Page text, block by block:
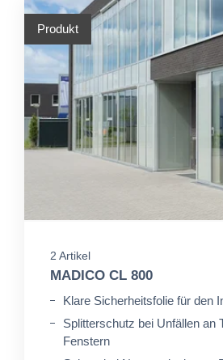
Produkt
2 Artikel
MADICO CL 800
Klare Sicherheitsfolie für den
Splitterschutz bei Unfällen an
Fenstern